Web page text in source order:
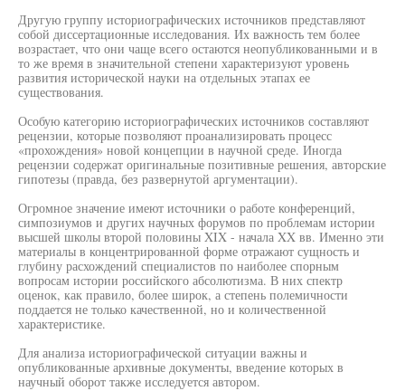
Другую группу историографических источников представляют
собой диссертационные исследования. Их важность тем более
возрастает, что они чаще всего остаются неопубликованными и в
то же время в значительной степени характеризуют уровень
развития исторической науки на отдельных этапах ее
существования.
Особую категорию историографических источников составляют
рецензии, которые позволяют проанализировать процесс
«прохождения» новой концепции в научной среде. Иногда
рецензии содержат оригинальные позитивные решения, авторские
гипотезы (правда, без развернутой аргументации).
Огромное значение имеют источники о работе конференций,
симпозиумов и других научных форумов по проблемам истории
высшей школы второй половины XIX - начала XX вв. Именно эти
материалы в концентрированной форме отражают сущность и
глубину расхождений специалистов по наиболее спорным
вопросам истории российского абсолютизма. В них спектр
оценок, как правило, более широк, а степень полемичности
поддается не только качественной, но и количественной
характеристике.
Для анализа историографической ситуации важны и
опубликованные архивные документы, введение которых в
научный оборот также исследуется автором.